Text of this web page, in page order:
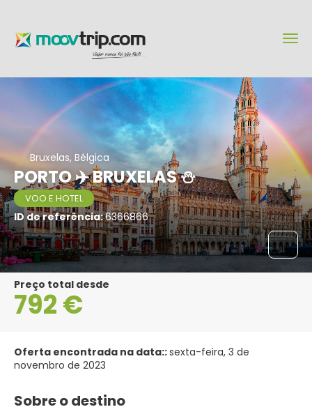
Bruxelas, Bélgica
PORTO ✈️ BRUXELAS ⛄
VOO E HOTEL
ID de referência:6366866
Preço total desde
792 €
Oferta encontrada na data::sexta-feira, 3 de
novembro de 2023
Sobre o destino